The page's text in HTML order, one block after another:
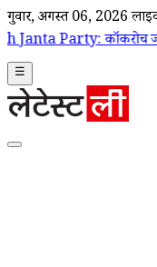
गुरूवार, अगस्त 06, 2026
जनता पार्टी ने
☰